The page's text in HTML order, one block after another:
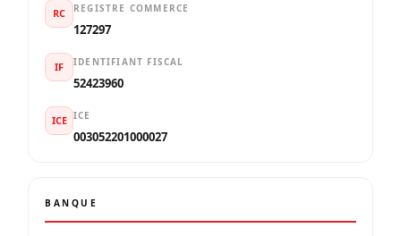
RC REGISTRE COMMERCE
127297
IF IDENTIFIANT FISCAL
52423960
ICE ICE
003052201000027
BANQUE